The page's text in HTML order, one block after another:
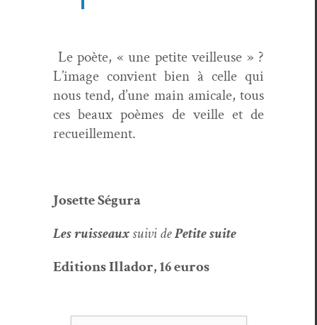
Le poète, « une petite veilleuse » ?
L’image con­vient bien à celle qui
nous tend, d’une main ami­cale, tous
ces beaux poèmes de veille et de
recueillement.
Josette Ségu­ra
Les ruis­seauxsuivi dePetite suite
Edi­tions Illador, 16 euros